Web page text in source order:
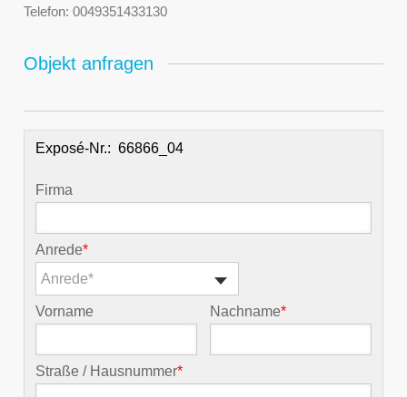
Telefon: 0049351433130
Objekt anfragen
Exposé-Nr.:
Firma
Anrede*
Anrede*
Vorname Nachname*
Straße / Hausnummer*